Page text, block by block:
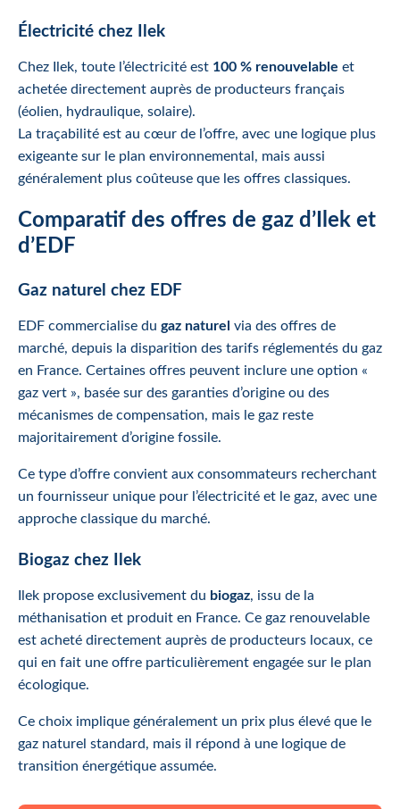
Électricité chez Ilek
Chez Ilek, toute l’électricité est 100 % renouvelable et
achetée directement auprès de producteurs français
(éolien, hydraulique, solaire).
La traçabilité est au cœur de l’offre, avec une logique plus
exigeante sur le plan environnemental, mais aussi
généralement plus coûteuse que les offres classiques.
Comparatif des offres de gaz d’Ilek et
d’EDF
Gaz naturel chez EDF
EDF commercialise du gaz naturel via des offres de
marché, depuis la disparition des tarifs réglementés du gaz
en France. Certaines offres peuvent inclure une option «
gaz vert », basée sur des garanties d’origine ou des
mécanismes de compensation, mais le gaz reste
majoritairement d’origine fossile.
Ce type d’offre convient aux consommateurs recherchant
un fournisseur unique pour l’électricité et le gaz, avec une
approche classique du marché.
Biogaz chez Ilek
Ilek propose exclusivement du biogaz, issu de la
méthanisation et produit en France. Ce gaz renouvelable
est acheté directement auprès de producteurs locaux, ce
qui en fait une offre particulièrement engagée sur le plan
écologique.
Ce choix implique généralement un prix plus élevé que le
gaz naturel standard, mais il répond à une logique de
transition énergétique assumée.